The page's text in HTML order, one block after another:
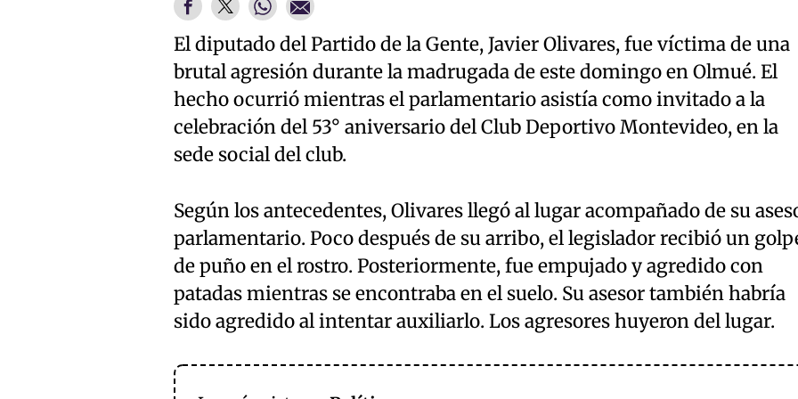
El diputado del Partido de la Gente, Javier Olivares, fue víctima de una
brutal agresión durante la madrugada de este domingo en Olmué. El
hecho ocurrió mientras el parlamentario asistía como invitado a la
celebración del 53° aniversario del Club Deportivo Montevideo, en la
sede social del club.
Según los antecedentes, Olivares llegó al lugar acompañado de su
parlamentario. Poco después de su arribo, el legislador recibió un
de puño en el rostro. Posteriormente, fue empujado y agredido con
patadas mientras se encontraba en el suelo. Su asesor también habría
sido agredido al intentar auxiliarlo. Los agresores huyeron del lugar.